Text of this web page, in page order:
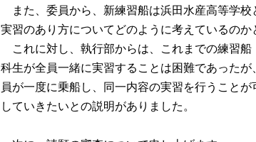
また、委員から、新練習船は浜田水産高等学
実習のあり方についてどのように考えているのか
これに対し、執行部からは、これまでの練習
科生が全員一緒に実習することは困難であった
員が一度に乗船し、同一内容の実習を行うこと
していきたいとの説明がありました。